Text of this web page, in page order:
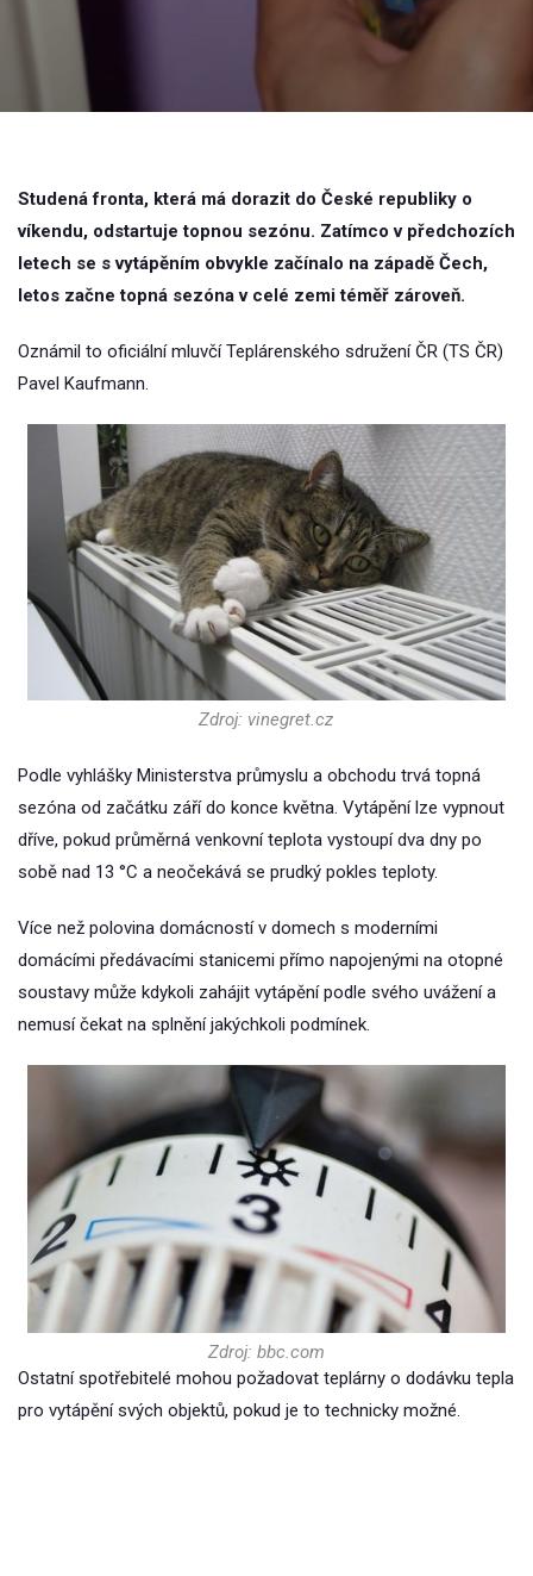
Studená fronta, která má dorazit do České republiky o
víkendu, odstartuje topnou sezónu. Zatímco v předchozích
letech se s vytápěním obvykle začínalo na západě Čech,
letos začne topná sezóna v celé zemi téměř zároveň.
Oznámil to oficiální mluvčí Teplárenského sdružení ČR (TS ČR)
Pavel Kaufmann.
Zdroj: vinegret.cz
Podle vyhlášky Ministerstva průmyslu a obchodu trvá topná
sezóna od začátku září do konce května. Vytápění lze vypnout
dříve, pokud průměrná venkovní teplota vystoupí dva dny po
sobě nad 13 °C a neočekává se prudký pokles teploty.
Více než polovina domácností v domech s moderními
domácími předávacími stanicemi přímo napojenými na otopné
soustavy může kdykoli zahájit vytápění podle svého uvážení a
nemusí čekat na splnění jakýchkoli podmínek.
Zdroj: bbc.com
Ostatní spotřebitelé mohou požadovat teplárny o dodávku tepla
pro vytápění svých objektů, pokud je to technicky možné.